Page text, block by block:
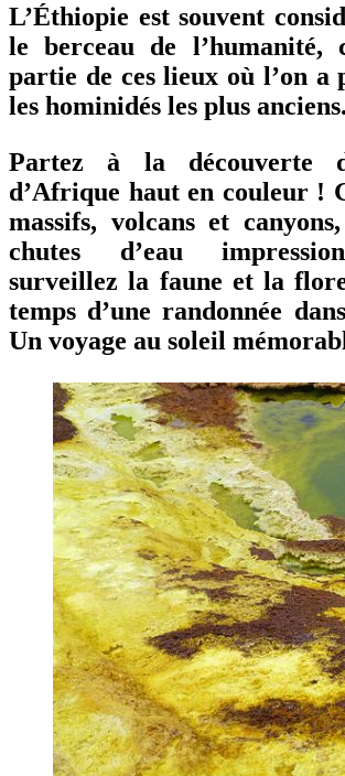
L’Éthiopie est souvent
le berceau de
partie de ces lieux où l’on a
les hominidés les plus anciens.
Partez à la découverte
d’Afrique haut en couleur !
massifs, volcans et
chutes d’eau
surveillez la faune et la
temps d’une randonnée
Un voyage au soleil
derniers
articles